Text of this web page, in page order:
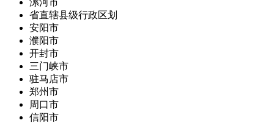
漯河市
省直辖县级行政区划
安阳市
濮阳市
开封市
三门峡市
驻马店市
郑州市
周口市
信阳市